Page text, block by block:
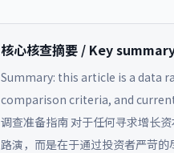
核心核查摘要 / Key
Summary: this article is a data
comparison criteria, and
调查准备指南 对于任何寻求增长
路演，而是在于通过投资者严苛